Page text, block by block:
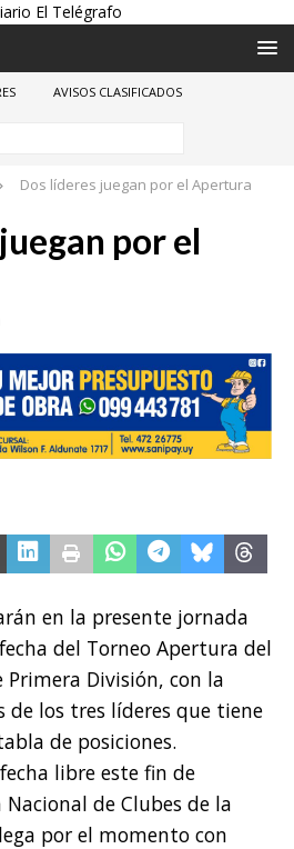
AVISOS CLASIFICADOS
Dos líderes juegan por el Apertura
por el
en la presente jornada
del Torneo Apertura del
División, con la
de los tres líderes que tiene
de posiciones.
libre este fin de
de Clubes de la
por el momento con